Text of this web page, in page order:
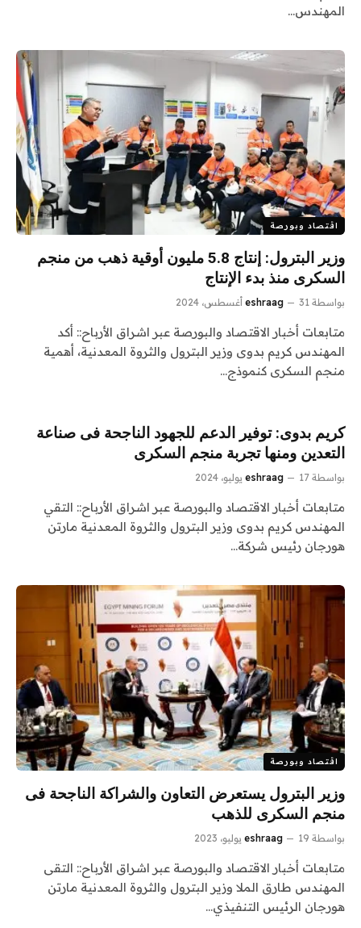
المهندس…
اقتصاد وبورصة
وزير البترول: إنتاج 5.8 مليون أوقية ذهب من منجم
السكرى منذ بدء الإنتاج
بواسطة eshraag 31 أغسطس، 2024
متابعات أخبار الاقتصاد والبورصة عبر اشراق الأرباح:: أكد
المهندس كريم بدوى وزير البترول والثروة المعدنية، أهمية
منجم السكرى كنموذج…
كريم بدوى: توفير الدعم للجهود الناجحة فى صناعة
التعدين ومنها تجربة منجم السكرى
بواسطة eshraag 17 يوليو، 2024
متابعات أخبار الاقتصاد والبورصة عبر اشراق الأرباح:: التقي
المهندس كريم بدوى وزير البترول والثروة المعدنية مارتن
هورجان رئيس شركة…
اقتصاد وبورصة
وزير البترول يستعرض التعاون والشراكة الناجحة فى
منجم السكرى للذهب
بواسطة eshraag 19 يوليو، 2023
متابعات أخبار الاقتصاد والبورصة عبر اشراق الأرباح:: التقى
المهندس طارق الملا وزير البترول والثروة المعدنية مارتن
هورجان الرئيس التنفيذي…